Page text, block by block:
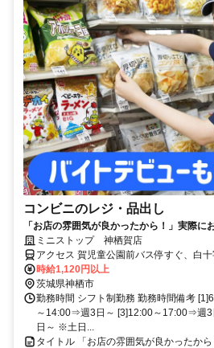
コンビニのレジ・品出し
「お店の雰囲気が良かったから！」実際に
からもご応募頂いています♪募集シフトの中
びください☆
ミニストップ 神栖賀店
アクセス 賀児童公園前バス停すぐ、白
分 ★その他のアクセス可能駅/水郷駅、小
駅、鹿島神宮駅 ★県道260号線沿い、筒
ブン・ファミリーマート近く)
時給1,120円以上
茨城県神栖市
勤務時間 シフト制勤務 勤務時間備考
～14:00⇒週3日～ [3]12:00～17:00⇒週
日～ ※土日...
タイトル 「お店の雰囲気が良かったか